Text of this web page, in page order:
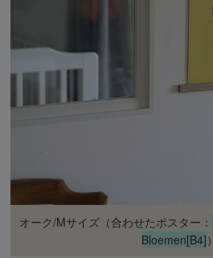
オーク/Mサイズ（合わせたポスター：
Bloemen[B4]）